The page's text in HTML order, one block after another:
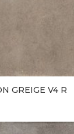
GREIGE V4 R